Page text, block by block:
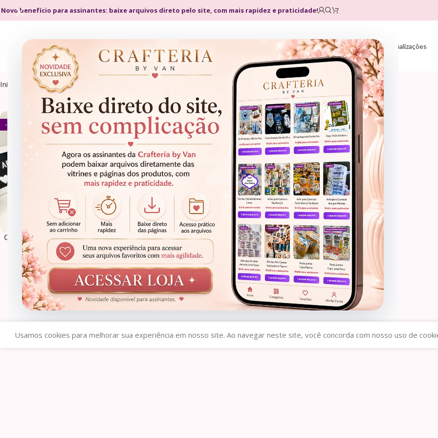
Novo benefício para assinantes: baixe arquivos direto pelo site, com mais rapidez e praticidade!
Home Loja Planos Atualizações
Início Arquivos de Corte
ARQUIVOS DE CORTE
- 80%
Caixa Box Mini Bolo ou Caneca –
Namorados
R$ 19,99 R$3,90
ARQUIVOS DE CORTE
- 87%
Kit Caixas para Bolos
R$59,99 R$7,99
Usamos cookies para melhorar sua experiência em nosso site. Ao navegar neste site, você concorda com nosso uso de